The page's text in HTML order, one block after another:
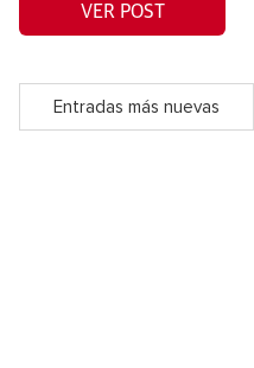
VER POST
Entradas más nuevas